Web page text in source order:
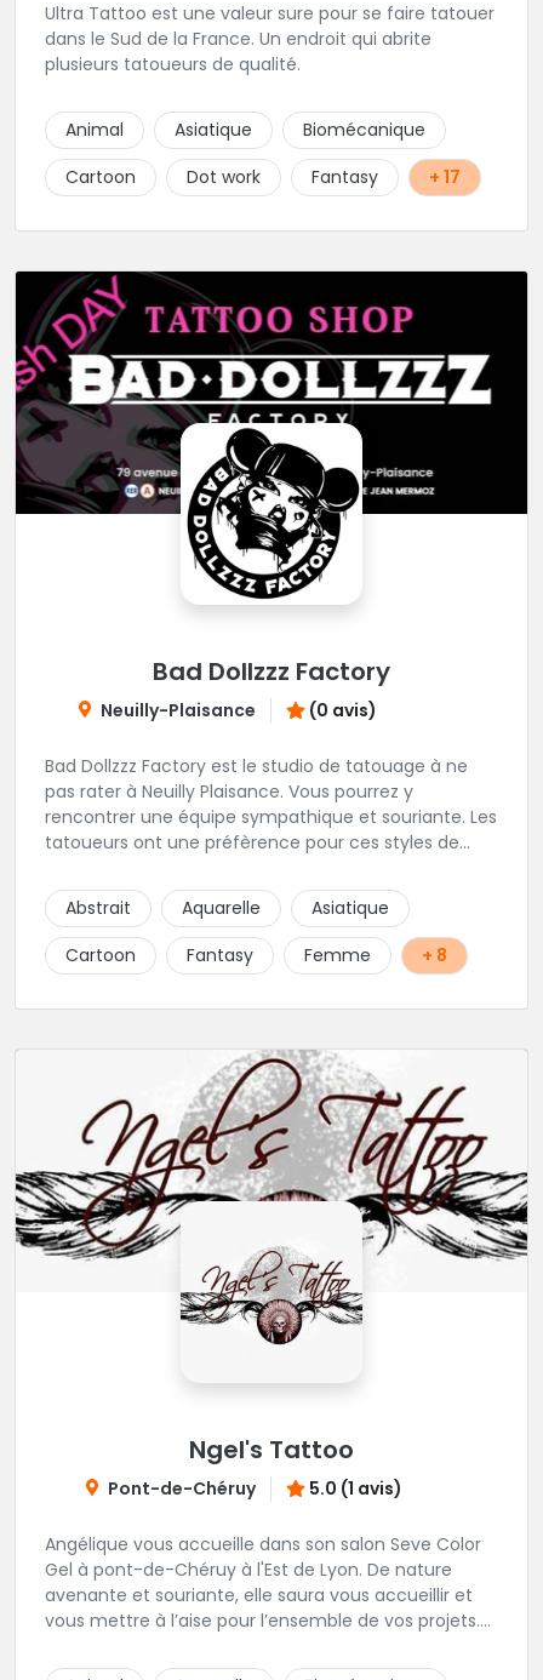
Ultra Tattoo est une valeur sure pour se faire tatouer
dans le Sud de la France. Un endroit qui abrite
plusieurs tatoueurs de qualité.
Animal Asiatique
Biomécanique
Cartoon
Dot work Fantasy + 17
Bad Dollzzz Factory
Neuilly-Plaisance (0 avis)
Bad Dollzzz Factory est le studio de tatouage à ne
pas rater à Neuilly Plaisance. Vous pourrez y
rencontrer une équipe sympathique et souriante. Les
tatoueurs ont une préfèrence pour ces styles de
culture et traits fins. Foncez !
Abstrait Aquarelle
Asiatique
Cartoon
Fantasy Femme + 8
Ngel's Tattoo
Pont-de-Chéruy 5.0 (1 avis)
Angélique vous accueille dans son salon Seve Color
Gel à pont-de-Chéruy à l'Est de Lyon. De nature
avenante et souriante, elle saura vous accueillir et
vous mettre à l’aise pour l’ensemble de vos projets.
tatouages allant des calligraphies, motifs floraux au